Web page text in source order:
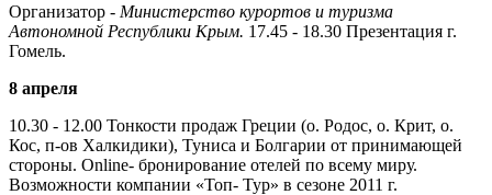
Организатор - Министерство курортов и туризма
Автономной Республики Крым. 17.45 - 18.30 Презентация г.
Гомель.
8 апреля
10.30 - 12.00 Тонкости продаж Гре­ции (о. Родос, о. Крит, о.
Кос, п-ов Халкидики), Туниса и Болгарии от принимающей
стороны. Online- бронирование отелей по всему миру.
Возможности компании «Топ- Тур» в сезоне 2011 г.